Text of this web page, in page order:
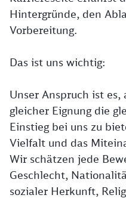
Hintergründe, den
Vorbereitung.
Das ist uns wichtig:
Unser Anspruch ist
gleicher Eignung die
Einstieg bei uns zu
Vielfalt und das
Wir schätzen jede
Geschlecht,
sozialer Herkunft,